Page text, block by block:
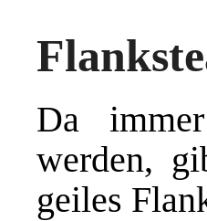
Da
werden,
geiles